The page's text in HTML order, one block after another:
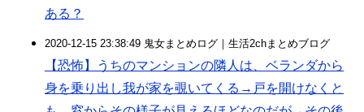
ある？
2020-12-15 23:38:49 鬼女まとめログ｜生活2chまとめブログ
【恐怖】うちのマンションの隣人は、ベランダから
身を乗り出し我が家を覗いてくる→戸を開けなくと